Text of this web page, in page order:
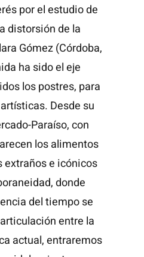
por el estudio de
distorsión de la
Gómez (Córdoba,
ha sido el eje
los postres, para
Desde su
Paraíso, con
los alimentos
extraños e icónicos
donde
del tiempo se
entre la
actual, entraremos